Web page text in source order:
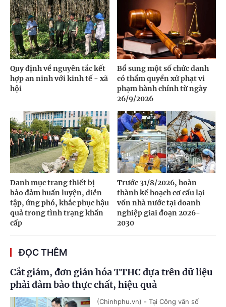
Quy định về nguyên tắc kết
hợp an ninh với kinh tế - xã
hội
Bổ sung một số chức danh
có thẩm quyền xử phạt vi
phạm hành chính từ ngày
26/9/2026
Danh mục trang thiết bị
bảo đảm huấn luyện, diễn
tập, ứng phó, khắc phục hậu
quả trong tình trạng khẩn
cấp
Trước 31/8/2026, hoàn
thành kế hoạch cơ cấu lại
vốn nhà nước tại doanh
nghiệp giai đoạn 2026-
2030
ĐỌC THÊM
Cắt giảm, đơn giản hóa TTHC dựa trên dữ liệu
phải đảm bảo thực chất, hiệu quả
(Chinhphu.vn) - Tại Công văn số